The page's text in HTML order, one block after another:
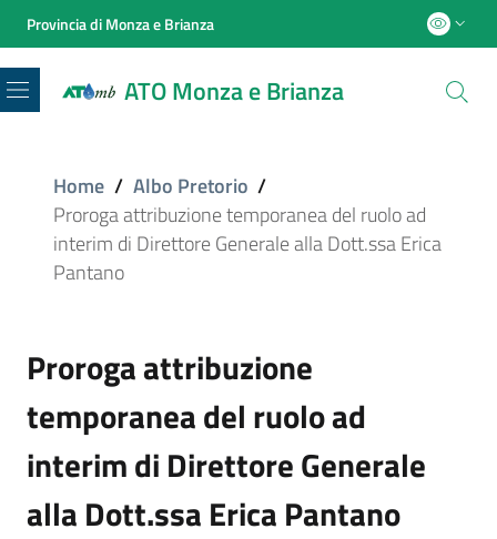
Provincia di Monza e Brianza
ATO Monza e Brianza
Menu
Home / Albo Pretorio /
Proroga attribuzione temporanea del ruolo ad
interim di Direttore Generale alla Dott.ssa Erica
Pantano
Proroga attribuzione
temporanea del ruolo ad
interim di Direttore Generale
alla Dott.ssa Erica Pantano